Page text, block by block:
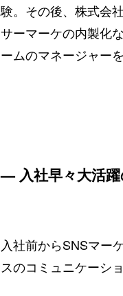
験。その後、株式会
サーマーケの内製化
ームのマネージャーを
— 入社早々大活躍
入社前からSNSマー
スのコミュニケーシ